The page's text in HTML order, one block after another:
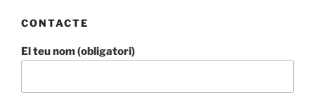
CONTACTE
El teu nom (obligatori)